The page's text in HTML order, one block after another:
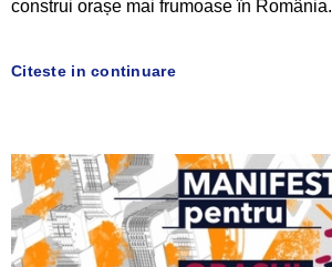
construi orașe mai frumoase în România.
Citeste in continuare